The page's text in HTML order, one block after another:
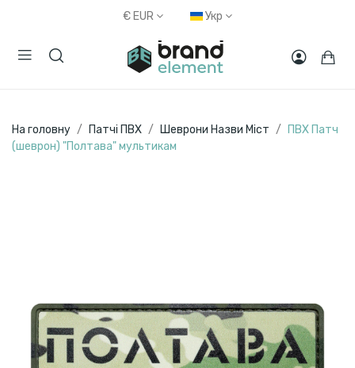
€ EUR Укр
На головну Патчі ПВХ Шеврони Назви Міст
ПВХ Патч
(шеврон) "Полтава" мультикам